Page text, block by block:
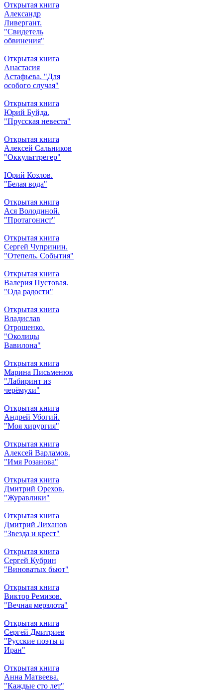
Открытая книга
Александр
Ливергант.
"Свидетель
обвинения"
Открытая книга
Анастасия
Астафьева. "Для
особого случая"
Открытая книга
Юрий Буйда.
"Прусская невеста"
Открытая книга
Алексей Сальников
"Оккульттрегер"
Юрий Козлов.
"Белая вода"
Открытая книга
Ася Володиной.
"Протагонист"
Открытая книга
Сергей Чупринин.
"Отепель. События"
Открытая книга
Валерия Пустовая.
"Ода радости"
Открытая книга
Владислав
Отрошенко.
"Околицы
Вавилона"
Открытая книга
Марина Письменюк
"Лабиринт из
черёмухи"
Открытая книга
Андрей Убогий.
"Моя хирургия"
Открытая книга
Алексей Варламов.
"Имя Розанова"
Открытая книга
Дмитрий Орехов.
"Журавлики"
Открытая книга
Дмитрий Лиханов
"Звезда и крест"
Открытая книга
Сергей Кубрин
"Виноватых бьют"
Открытая книга
Виктор Ремизов.
"Вечная мерзлота"
Открытая книга
Сергей Дмитриев
"Русские поэты и
Иран"
Открытая книга
Анна Матвеева.
"Каждые сто лет"